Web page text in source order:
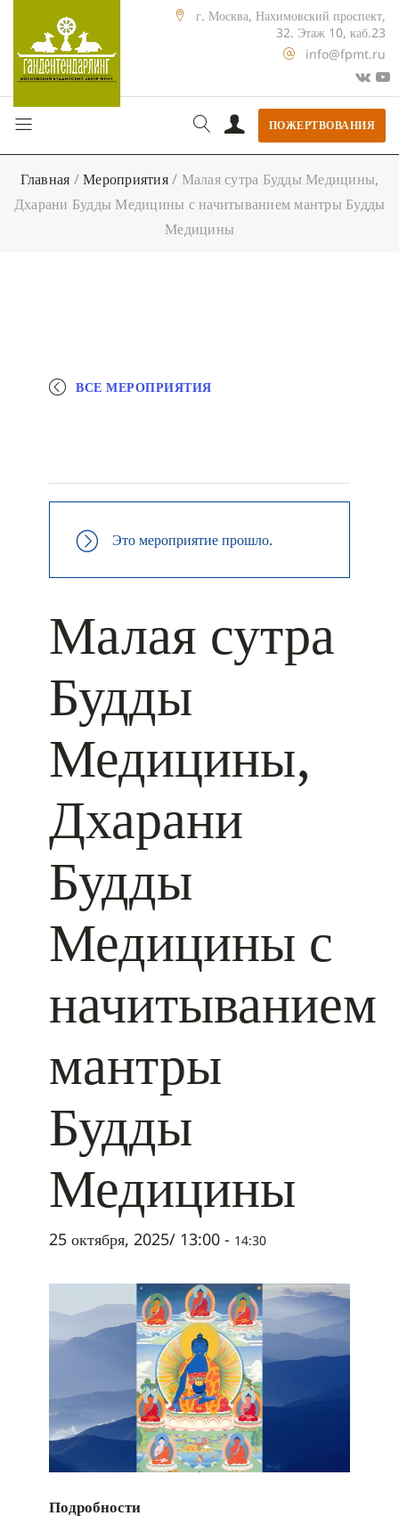
г. Москва, Нахимовский проспект,
32. Этаж 10, каб.23
info@fpmt.ru
ПОЖЕРТВОВАНИЯ
Главная /Мероприятия/ Малая сутра Будды Медицины,
Дхарани Будды Медицины с начитыванием мантры Будды
Медицины
ВСЕ МЕРОПРИЯТИЯ
Это мероприятие прошло.
Малая сутра
Будды
Медицины,
Дхарани
Будды
Медицины с
начитыванием
мантры
Будды
Медицины
25 октября, 2025/ 13:00 - 14:30
Подробности